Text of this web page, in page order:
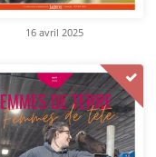
16 avril 2025